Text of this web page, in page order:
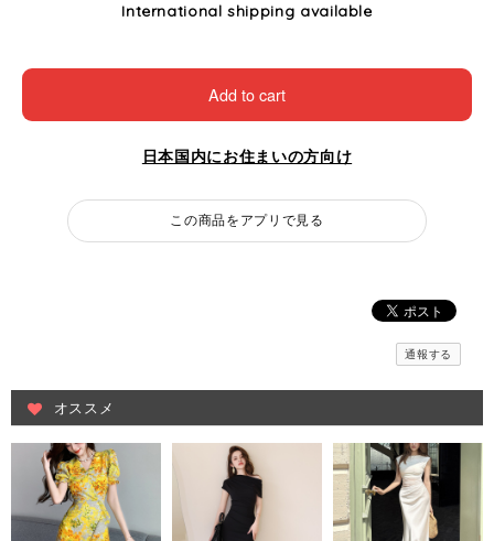
International shipping available
Add to cart
日本国内にお住まいの方向け
この商品をアプリで見る
通報する
オススメ